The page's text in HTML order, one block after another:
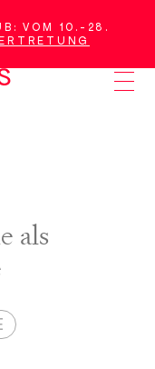
VOM 10.-28.
als